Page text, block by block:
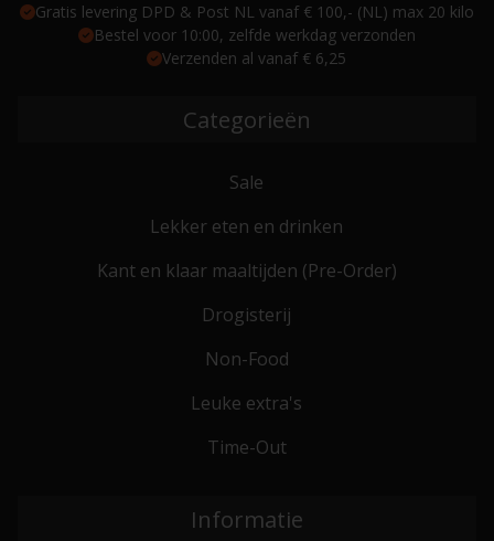
Gratis levering DPD & Post NL vanaf € 100,- (NL) max 20 kilo
Bestel voor 10:00, zelfde werkdag verzonden
Verzenden al vanaf € 6,25
Categorieën
Sale
Lekker eten en drinken
Kant en klaar maaltijden (Pre-Order)
Drogisterij
Non-Food
Leuke extra's
Time-Out
Informatie